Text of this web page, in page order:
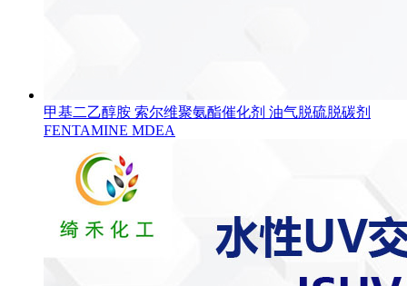
甲基二乙醇胺 索尔维聚氨酯催化剂 油气脱硫脱碳剂
FENTAMINE MDEA